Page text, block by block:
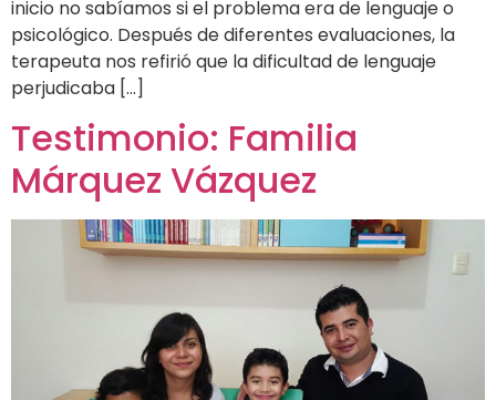
inicio no sabíamos si el problema era de lenguaje o
psicológico. Después de diferentes evaluaciones, la
terapeuta nos refirió que la dificultad de lenguaje
perjudicaba […]
Testimonio: Familia
Márquez Vázquez